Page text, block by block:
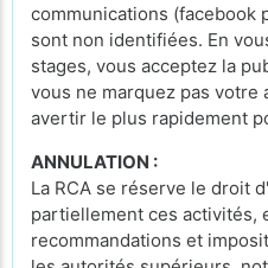
communications (facebook
sont non identifiées. En
stages, vous acceptez la
vous ne marquez pas votre
avertir le plus rapidement
ANNULATION :
La RCA se réserve le droit
partiellement ces activités,
recommandations et